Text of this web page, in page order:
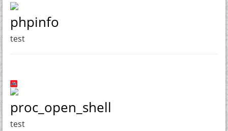
phpinfo
test
proc_open_shell
test